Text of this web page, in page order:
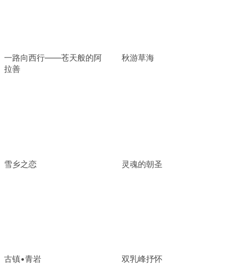
一路向西行——苍天般的阿
拉善
秋游草海
雪乡之恋 灵魂的朝圣
古镇•青岩 双乳峰抒怀